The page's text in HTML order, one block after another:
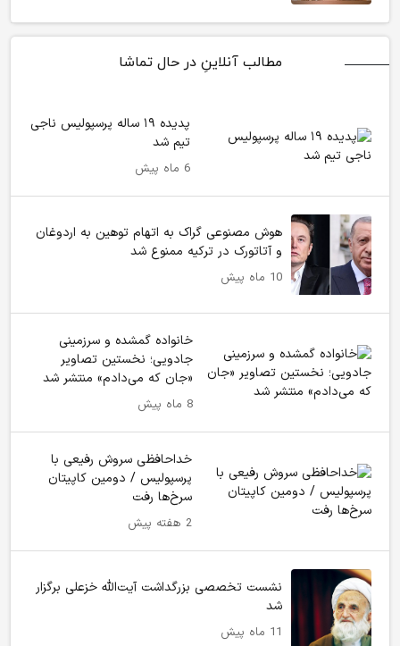
مطالب آنلاینِ در حال تماشا
پدیده ۱۹ ساله پرسپولیس ناجی
تیم شد
6 ماه پیش
هوش مصنوعی گراک به اتهام توهین به اردوغان
و آتاتورک در ترکیه ممنوع شد
10 ماه پیش
خانواده گمشده و سرزمینی
جادویی؛ نخستین تصاویر
«جان که می‌دادم» منتشر شد
8 ماه پیش
خداحافظی سروش رفیعی با
پرسپولیس / دومین کاپیتان
سرخ‌ها رفت
2 هفته پیش
نشست تخصصی بزرگداشت آیت‌الله خزعلی برگزار
شد
11 ماه پیش